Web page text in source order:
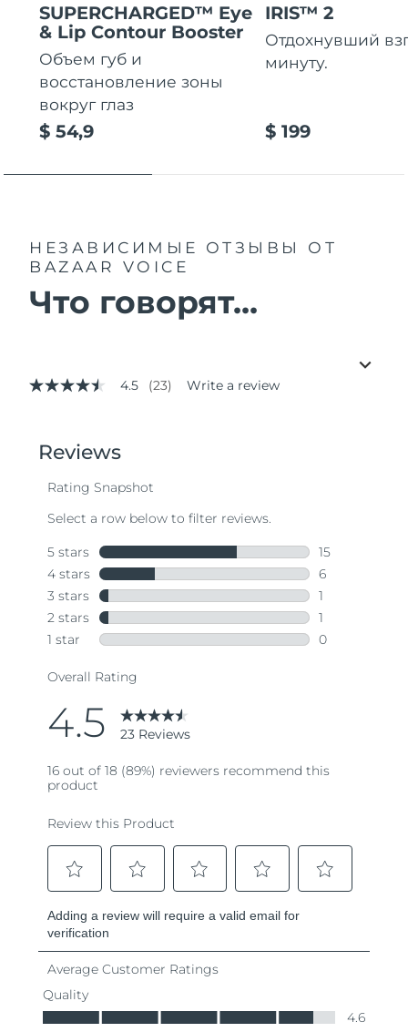
SUPERCHARGED™ Eye
& Lip Contour Booster
Объем губ и
восстановление зоны
вокруг глаз
$ 54,9
IRIS™ 2
Отдохнувший
минуту.
$ 199
НЕЗАВИСИМЫЕ ОТЗЫВЫ
ОТ
BAZAAR VOICE
Что говорят...
4.5
stars,
average
value.
Same
page
link.
4.5 (23) Write a review